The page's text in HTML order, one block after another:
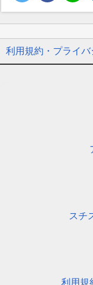
利用規約・プライ
スチ
利用規